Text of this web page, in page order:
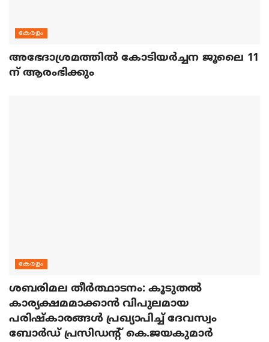
കേരളം
അഭേദാശ്രമത്തില്‍ കോടിയര്‍ച്ചന ജൂലൈ 11
ന് ആരംഭിക്കും
കേരളം
ശബരിമല തീര്‍ത്ഥാടനം: കൂടുതല്‍
കാര്യക്ഷമമാക്കാന്‍ വിപുലമായ
പരിഷ്‌കാരങ്ങള്‍ പ്രഖ്യാപിച്ച് ദേവസ്വം
ബോര്‍ഡ് പ്രസിഡന്റ് കെ.ജയകുമാര്‍